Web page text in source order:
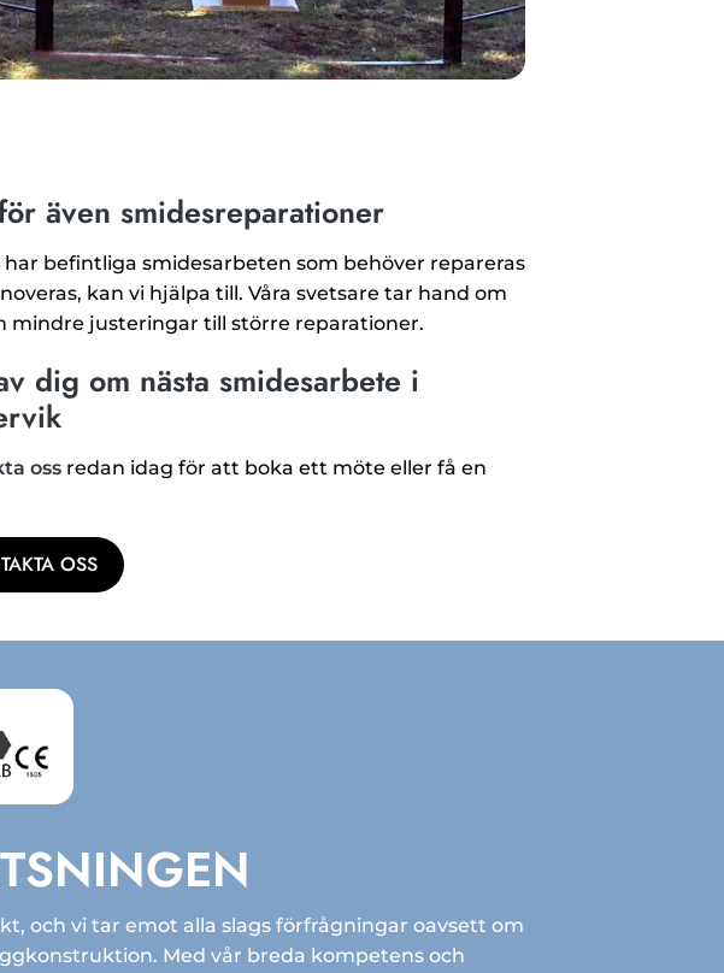
även smidesreparationer
har befintliga smidesarbeten som behöver repareras
kan vi hjälpa till. Våra svetsare tar hand om
mindre justeringar till större reparationer.
dig om nästa smidesarbete i
oss redan idag för att boka ett möte eller få en
OSS
och vi tar emot alla slags förfrågningar oavsett om
Med vår breda kompetens och